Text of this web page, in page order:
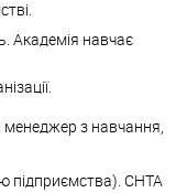
Академія навчає
менеджер з навчання,
підприємства). СНТА